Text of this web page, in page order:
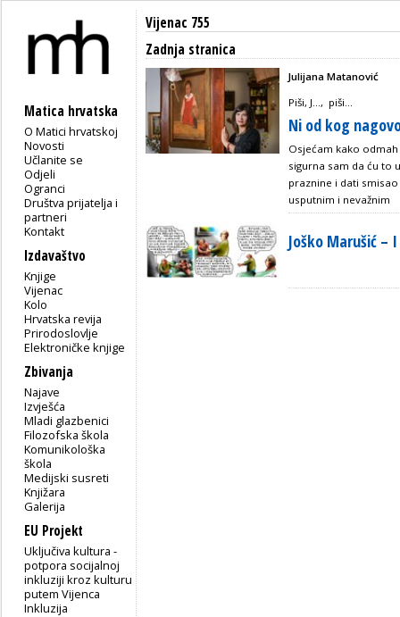
Matica hrvatska
O Matici hrvatskoj
Novosti
Učlanite se
Odjeli
Ogranci
Društva prijatelja i
partneri
Kontakt
Izdavaštvo
Knjige
Vijenac
Kolo
Hrvatska revija
Prirodoslovlje
Elektroničke knjige
Zbivanja
Najave
Izvješća
Mladi glazbenici
Filozofska škola
Komunikološka
škola
Medijski susreti
Knjižara
Galerija
EU Projekt
Uključiva kultura -
potpora socijalnoj
inkluziji kroz kulturu
putem Vijenca
Inkluzija
Vijenac 755
Zadnja stranica
Julijana Matanović
Piši, J…, piši…
Ni od kog
Osjećam kako
sigurna sam da ću to
praznine i dati
usputnim i nevažnim
Joško Marušić – I